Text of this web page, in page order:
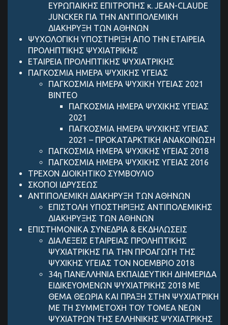
ΕΥΡΩΠΑΙΚΗΣ ΕΠΙΤΡΟΠΗΣ κ. JEAN-CLAUDE
JUNCKER ΓΙΑ ΤΗΝ ΑΝΤΙΠΟΛΕΜΙΚΗ
ΔΙΑΚΗΡΥΞΗ ΤΩΝ ΑΘΗΝΩΝ
ΨΥΧΟΛΟΓΙΚΗ ΥΠΟΣΤΗΡΙΞΗ ΑΠΟ ΤΗΝ ΕΤΑΙΡΕΙΑ
ΠΡΟΛΗΠΤΙΚΗΣ ΨΥΧΙΑΤΡΙΚΗΣ
ΕΤΑΙΡΕΙΑ ΠΡΟΛΗΠΤΙΚΗΣ ΨΥΧΙΑΤΡΙΚΗΣ
ΠΑΓΚΟΣΜΙΑ ΗΜΕΡΑ ΨΥΧΙΚΗΣ ΥΓΕΙΑΣ
ΠΑΓΚΟΣΜΙΑ ΗΜΕΡΑ ΨΥΧΙΚΗ ΥΓΕΙΑΣ 2021
ΒΙΝΤΕΟ
ΠΑΓΚΟΣΜΙΑ ΗΜΕΡΑ ΨΥΧΙΚΗΣ ΥΓΕΙΑΣ
2021
ΠΑΓΚΟΣΜΙΑ ΗΜΕΡΑ ΨΥΧΙΚΗΣ ΥΓΕΙΑΣ
2021 – ΠΡΟΚΑΤΑΡΚΤΙΚΗ ΑΝΑΚΟΙΝΩΣΗ
ΠΑΓΚΟΣΜΙΑ ΗΜΕΡΑ ΨΥΧΙΚΗΣ ΥΓΕΙΑΣ 2018
ΠΑΓΚΟΣΜΙΑ ΗΜΕΡΑ ΨΥΧΙΚΗΣ ΥΓΕΙΑΣ 2016
ΤΡΕΧΟΝ ΔΙΟΙΚΗΤΙΚΟ ΣΥΜΒΟΥΛΙΟ
ΣΚΟΠΟΙ ΙΔΡΥΣΕΩΣ
ANTIΠΟΛΕΜΙΚΗ ΔΙΑΚΗΡΥΞΗ ΤΩΝ ΑΘΗΝΩΝ
ΕΠΙΣΤΟΛΗ ΥΠΟΣΤΗΡΙΞΗΣ ANTIΠΟΛΕΜΙΚΗΣ
ΔΙΑΚΗΡΥΞΗΣ ΤΩΝ ΑΘΗΝΩΝ
ΕΠΙΣΤΗΜΟΝΙΚΑ ΣΥΝΕΔΡΙΑ & ΕΚΔΗΛΩΣΕΙΣ
ΔΙΑΛΕΞΕΙΣ ΕΤΑΙΡΕΙΑΣ ΠΡΟΛΗΠΤΙΚΗΣ
ΨΥΧΙΑΤΡΙΚΗΣ ΓΙΑ ΤΗΝ ΠΡΟΑΓΩΓΗ ΤΗΣ
ΨΥΧΙΚΗΣ ΥΓΕΙΑΣ ΤΟΝ ΝΟΕΜΒΡΙΟ 2018
34η ΠΑΝΕΛΛΗΝΙΑ ΕΚΠΑΙΔΕΥΤΙΚΗ ΔΙΗΜΕΡΙΔΑ
ΕΙΔΙΚΕΥΟΜΕΝΩΝ ΨΥΧΙΑΤΡΙΚΗΣ 2018 ΜΕ
ΘΕΜΑ ΘΕΩΡΙΑ ΚΑΙ ΠΡΑΞΗ ΣΤΗΝ ΨΥΧΙΑΤΡΙΚΗ
ΜΕ ΤΗ ΣΥΜΜΕΤΟΧΗ ΤΟΥ ΤΟΜΕΑ ΝΕΩΝ
ΨΥΧΙΑΤΡΩΝ ΤΗΣ ΕΛΛΗΝΙΚΗΣ ΨΥΧΙΑΤΡΙΚΗΣ